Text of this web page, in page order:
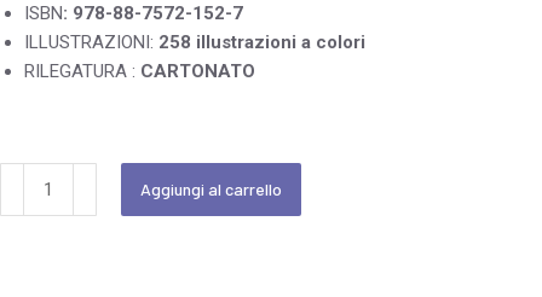
ISBN: 978-88-7572-152-7
ILLUSTRAZIONI: 258 illustrazioni a colori
RILEGATURA : CARTONATO
Aggiungi al carrello